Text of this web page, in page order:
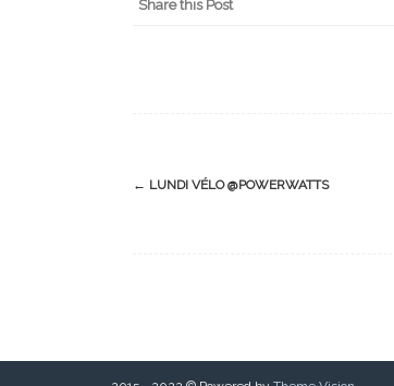
Share this Post
Post
← LUNDI VÉLO @POWERWATTS